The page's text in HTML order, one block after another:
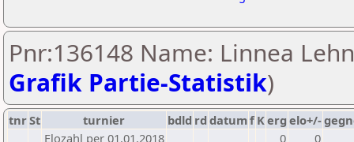
Pnr:136148 Name: Linnea
Grafik Partie-Statistik)
tnrSt turnier bdld rd datumf Kerg elo+/-
Elozahl per 01.01.2018
0
0